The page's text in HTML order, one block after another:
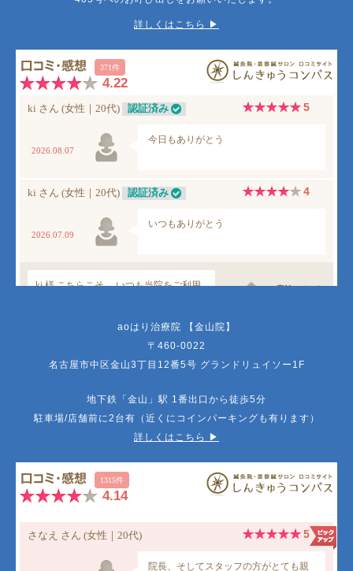
詳しくはこちら ▶︎
aoはり治療院 【金山院】
〒460-0022
名古屋市中区金山3丁目12番5号 グランドリュイソー1F
地下鉄「金山」駅 1番出口から徒歩5分
駐車場/店舗前に2台有（近くにコインパーキングも有ります）
詳しくはこちら ▶︎